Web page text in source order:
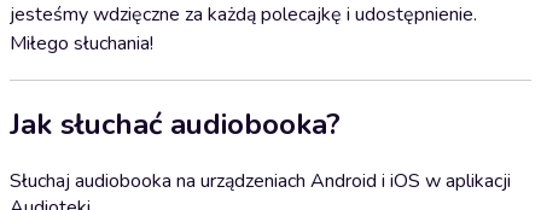
jesteśmy wdzięczne za każdą polecajkę i udostępnienie.
Miłego słuchania!
Jak słuchać audiobooka?
Słuchaj audiobooka na urządzeniach Android i iOS w aplikacji